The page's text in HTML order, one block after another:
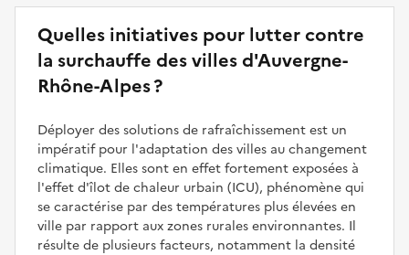
Quelles initiatives pour lutter contre
la surchauffe des villes d'Auvergne-
Rhône-Alpes ?
Déployer des solutions de rafraîchissement est un
impératif pour l'adaptation des villes au changement
climatique. Elles sont en effet fortement exposées à
l'effet d'îlot de chaleur urbain (ICU), phénomène qui
se caractérise par des températures plus élevées en
ville par rapport aux zones rurales environnantes. Il
résulte de plusieurs facteurs, notamment la densité